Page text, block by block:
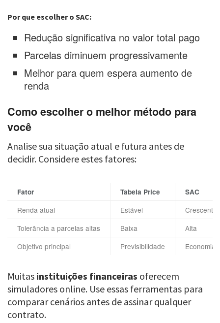
Por que escolher o SAC:
Redução significativa no valor total pago
Parcelas diminuem progressivamente
Melhor para quem espera aumento de
renda
Como escolher o melhor método para
você
Analise sua situação atual e futura antes de
decidir. Considere estes fatores:
Fator Tabela Price SAC
Renda atual Estável
Crescente
Tolerância a parcelas altas
Baixa
Alta
Objetivo principal
Previsibilidade Economia
Muitas instituições financeiras oferecem
simuladores online. Use essas ferramentas para
comparar cenários antes de assinar qualquer
contrato.